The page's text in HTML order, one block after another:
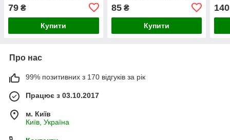
79 ₴
Купити
85₴
Купити
140
Про нас
99% позитивних з 170 відгуків за рік
Працює з 03.10.2017
м. Київ
Київ, Україна